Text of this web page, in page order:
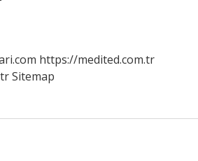
https://medited.com.tr
Sitemap